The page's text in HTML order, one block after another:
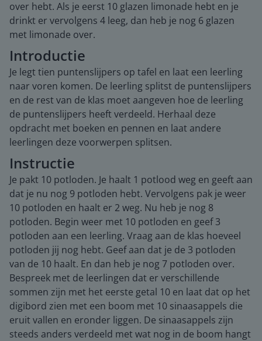
over hebt. Als je eerst 10 glazen limonade hebt en je
drinkt er vervolgens 4 leeg, dan heb je nog 6 glazen
met limonade over.
Introductie
Je legt tien puntenslijpers op tafel en laat een leerling
naar voren komen. De leerling splitst de puntenslijpers
en de rest van de klas moet aangeven hoe de leerling
de puntenslijpers heeft verdeeld. Herhaal deze
opdracht met boeken en pennen en laat andere
leerlingen deze voorwerpen splitsen.
Instructie
Je pakt 10 potloden. Je haalt 1 potlood weg en geeft aan
dat je nu nog 9 potloden hebt. Vervolgens pak je weer
10 potloden en haalt er 2 weg. Nu heb je nog 8
potloden. Begin weer met 10 potloden en geef 3
potloden aan een leerling. Vraag aan de klas hoeveel
potloden jij nog hebt. Geef aan dat je de 3 potloden
van de 10 haalt. En dan heb je nog 7 potloden over.
Bespreek met de leerlingen dat er verschillende
sommen zijn met het eerste getal 10 en laat dat op het
digibord zien met een boom met 10 sinaasappels die
eruit vallen en eronder liggen. De sinaasappels zijn
steeds anders verdeeld met wat nog in de boom hangt